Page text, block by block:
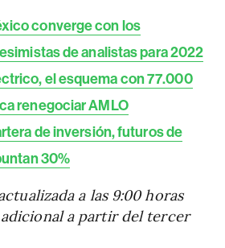
converge con los
de analistas para 2022
el esquema con 77.000
renegociar AMLO
de inversión, futuros de
30%
a las 9:00 horas
a partir del tercer